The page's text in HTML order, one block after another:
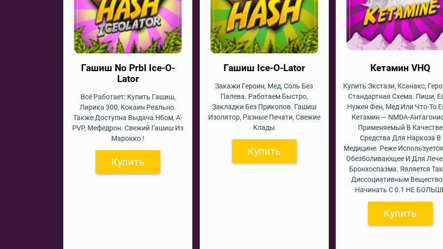
Гашиш No Prbl Ice-O-
Lator
Всё Работает: Купить Гашиш,
Лирика 300, Кокаин Реально.
Также Доступна Выдача Нбом, A-
PVP, Мефедрон. Свежий Гашиш Из
Марокко !
Купить
Гашиш Ice-O-Lator
Закажи Героин, Мед, Соль Без
Палева. Работаем Быстро,
Закладки Без Прикопов. Гашиш
Изолятор, Разные Печати, Свежие
Клады
Купить
Кетамин VHQ
Купить Экстази, Ксанакс,
Стандартная Схема. Пиши,
Нужен Фен, Мед Или Что-То
Кетамин — NMDA-
Применяемый В Качестве
Средства Для Наркоза В
Медицине. Реже
Обезболивающее И Для
Бронхоспазма. Является
Диссоциативным
Начинать С 0.1 НЕ
Купить